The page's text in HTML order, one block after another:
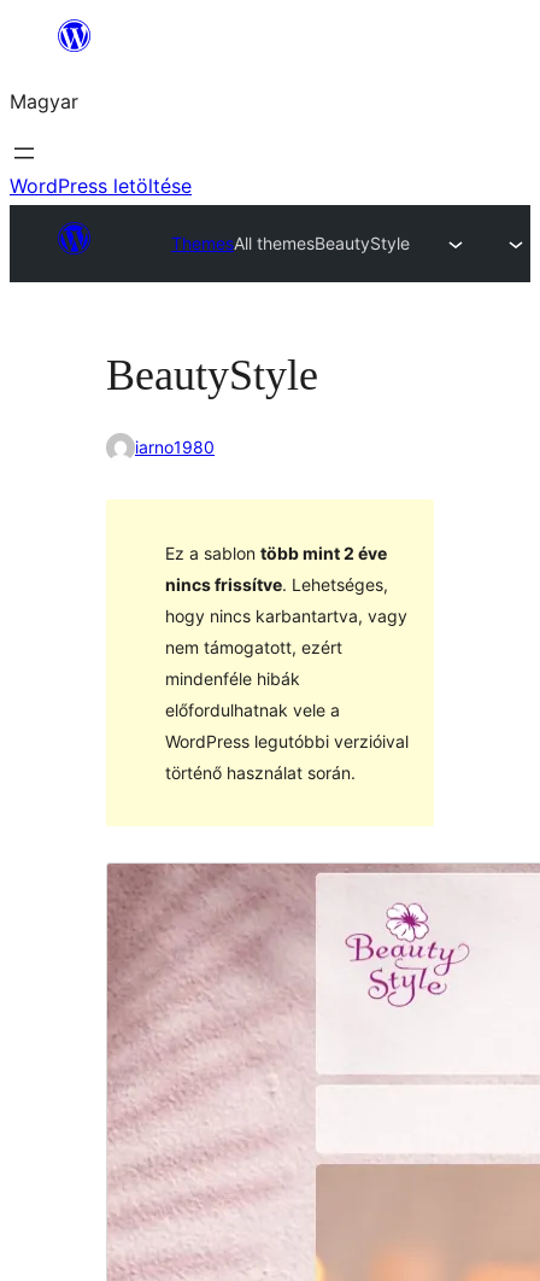
Ugrás
tartalomhoz
Magyar
WordPress letöltése
ThemesAll themesBeautyStyle
BeautyStyle
iarno1980
Ez a sablon több mint 2 éve
nincs frissítve. Lehetséges,
hogy nincs karbantartva, vagy
nem támogatott, ezért
mindenféle hibák
előfordulhatnak vele a
WordPress legutóbbi verzióival
történő használat során.